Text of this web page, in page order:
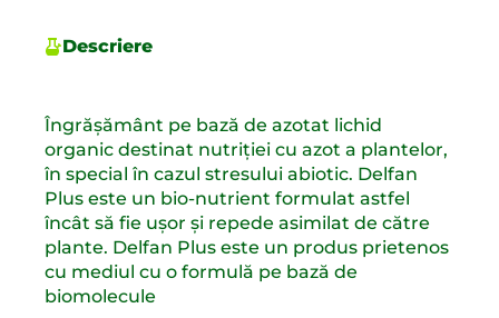
Descriere
Îngrășământ pe bază de azotat lichid
organic destinat nutriției cu azot a plantelor,
în special în cazul stresului abiotic. Delfan
Plus este un bio-nutrient formulat astfel
încât să fie uşor şi repede asimilat de către
plante. Delfan Plus este un produs prietenos
cu mediul cu o formulă pe bază de
biomolecule